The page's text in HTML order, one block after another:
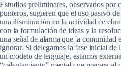
Estudios preliminares, observados por
punteros, sugieren que el uso pasivo
una disminución en la actividad
con la formulación de ideas y la
una señal de alarma que la comunidad
ignorar. Si delegamos la fase inicial de
un modelo de lenguaje, estamos